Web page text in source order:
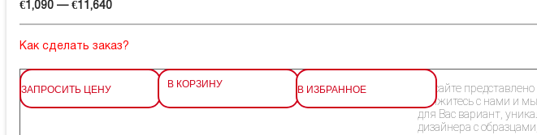
€1,090 — €11,640
Как сделать заказ?
ЗАПРОСИТЬ ЦЕНУ В КОРЗИНУ В ИЗБРАННОЕ
На сайте
Свяжитесь с нами и
для Вас вариант,
дизайнера с